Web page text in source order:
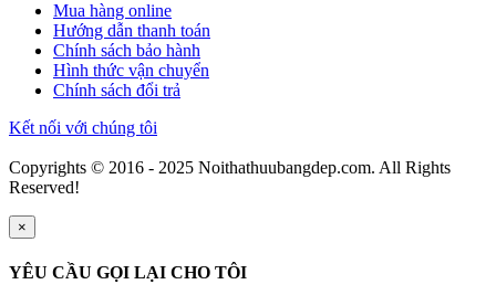
Mua hàng online
Hướng dẫn thanh toán
Chính sách bảo hành
Hình thức vận chuyển
Chính sách đổi trả
Kết nối với chúng tôi
Copyrights © 2016 - 2025 Noithathuubangdep.com. All Rights
Reserved!
×
YÊU CẦU GỌI LẠI CHO TÔI